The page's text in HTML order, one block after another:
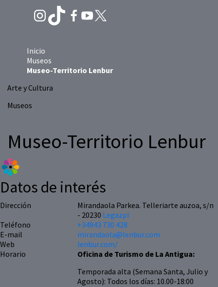
Inicio
Museos
Museo-Territorio Lenbur
Arte y Cultura
Museos
Museo-Territorio Lenbur
Datos de interés
Dirección
Mirandaola Parkea. Telleriarte auzoa, s/n
- 20230 Legazpi
Teléfono
+34943 730 428
E-mail
mirandaola@lenbur.com
Web
lenbur.com/
Horario
Oficina de Turismo de La Antigua:
Temporada alta (Semana Santa, Julio y
Agosto): Todos los días: 10.00-18:00